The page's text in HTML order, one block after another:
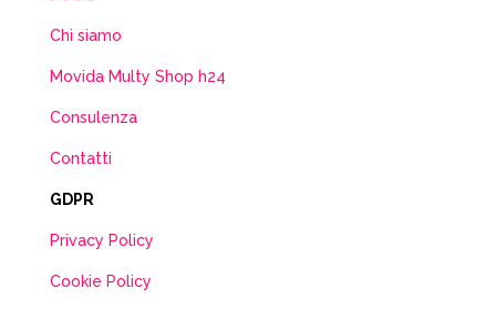
Chi siamo
Movida Multy Shop h24
Consulenza
Contatti
GDPR
Privacy Policy
Cookie Policy